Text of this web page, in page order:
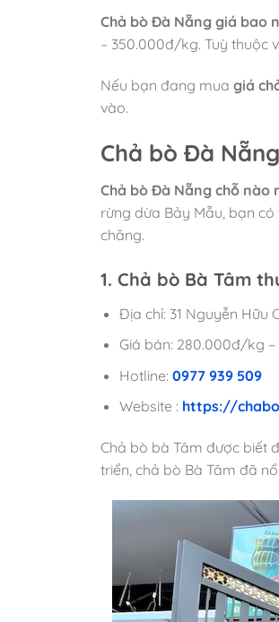
Chả bò Đà Nẵng giá bao
– 350.000đ/kg. Tuỳ thuộc
Nếu bạn đang mua giá
vào.
Chả bò Đà
Chả bò Đà Nẵng chỗ nào
rừng dừa Bảy Mẫu, bạn
chăng.
1. Chả bò Bà Tâm
Địa chỉ: 31 Nguyễn Hữu
Giá bán: 280.000đ/kg
Hotline: 0977 939 509
Website : https://
Chả bò bà Tâm được biết
triển, chả bò Bà Tâm đã